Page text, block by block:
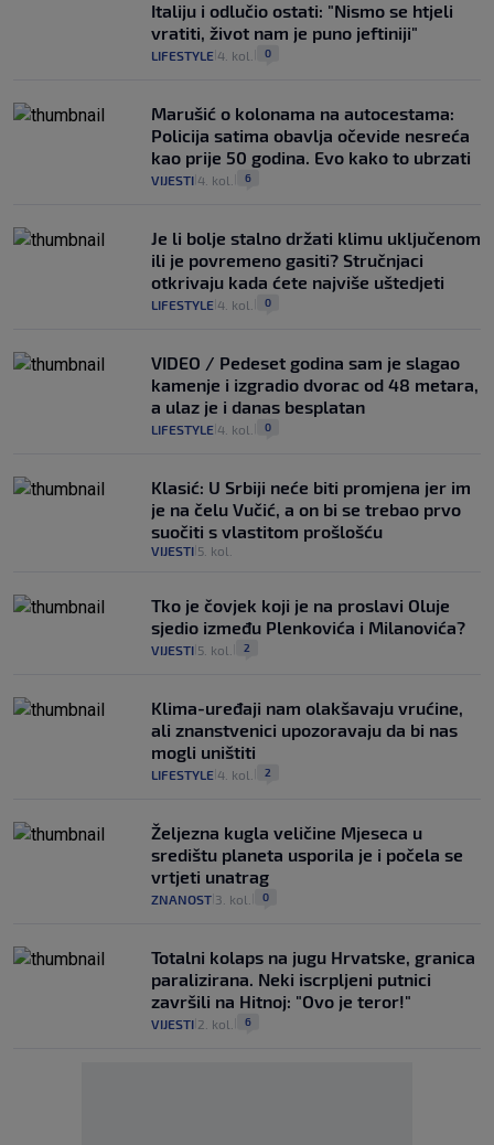
Italiju i odlučio ostati: "Nismo se htjeli
vratiti, život nam je puno jeftiniji"
LIFESTYLE 4. kol. 0
Marušić o kolonama na autocestama:
Policija satima obavlja očevide nesreća
kao prije 50 godina. Evo kako to ubrzati
VIJESTI 4. kol. 6
Je li bolje stalno držati klimu uključenom
ili je povremeno gasiti? Stručnjaci
otkrivaju kada ćete najviše uštedjeti
LIFESTYLE 4. kol. 0
VIDEO / Pedeset godina sam je slagao
kamenje i izgradio dvorac od 48 metara,
a ulaz je i danas besplatan
LIFESTYLE 4. kol. 0
Klasić: U Srbiji neće biti promjena jer im
je na čelu Vučić, a on bi se trebao prvo
suočiti s vlastitom prošlošću
VIJESTI 5. kol.
Tko je čovjek koji je na proslavi Oluje
sjedio između Plenkovića i Milanovića?
VIJESTI 5. kol. 2
Klima-uređaji nam olakšavaju vrućine,
ali znanstvenici upozoravaju da bi nas
mogli uništiti
LIFESTYLE 4. kol. 2
Željezna kugla veličine Mjeseca u
središtu planeta usporila je i počela se
vrtjeti unatrag
ZNANOST 3. kol. 0
Totalni kolaps na jugu Hrvatske, granica
paralizirana. Neki iscrpljeni putnici
završili na Hitnoj: "Ovo je teror!"
VIJESTI 2. kol. 6